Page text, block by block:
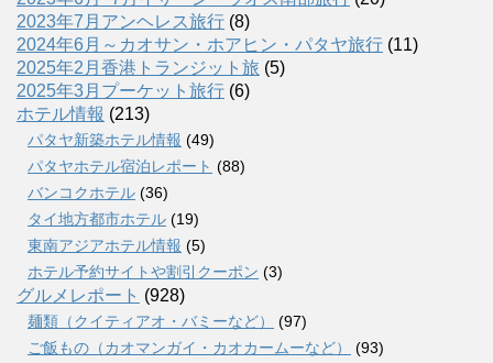
2023年7月アンヘレス旅行 (8)
2024年6月～カオサン・ホアヒン・パタヤ旅行 (11)
2025年2月香港トランジット旅 (5)
2025年3月プーケット旅行 (6)
ホテル情報 (213)
パタヤ新築ホテル情報 (49)
パタヤホテル宿泊レポート (88)
バンコクホテル (36)
タイ地方都市ホテル (19)
東南アジアホテル情報 (5)
ホテル予約サイトや割引クーポン (3)
グルメレポート (928)
麺類（クイティアオ・バミーなど）
(97)
ご飯もの（カオマンガイ・カオカームーなど）
(93)